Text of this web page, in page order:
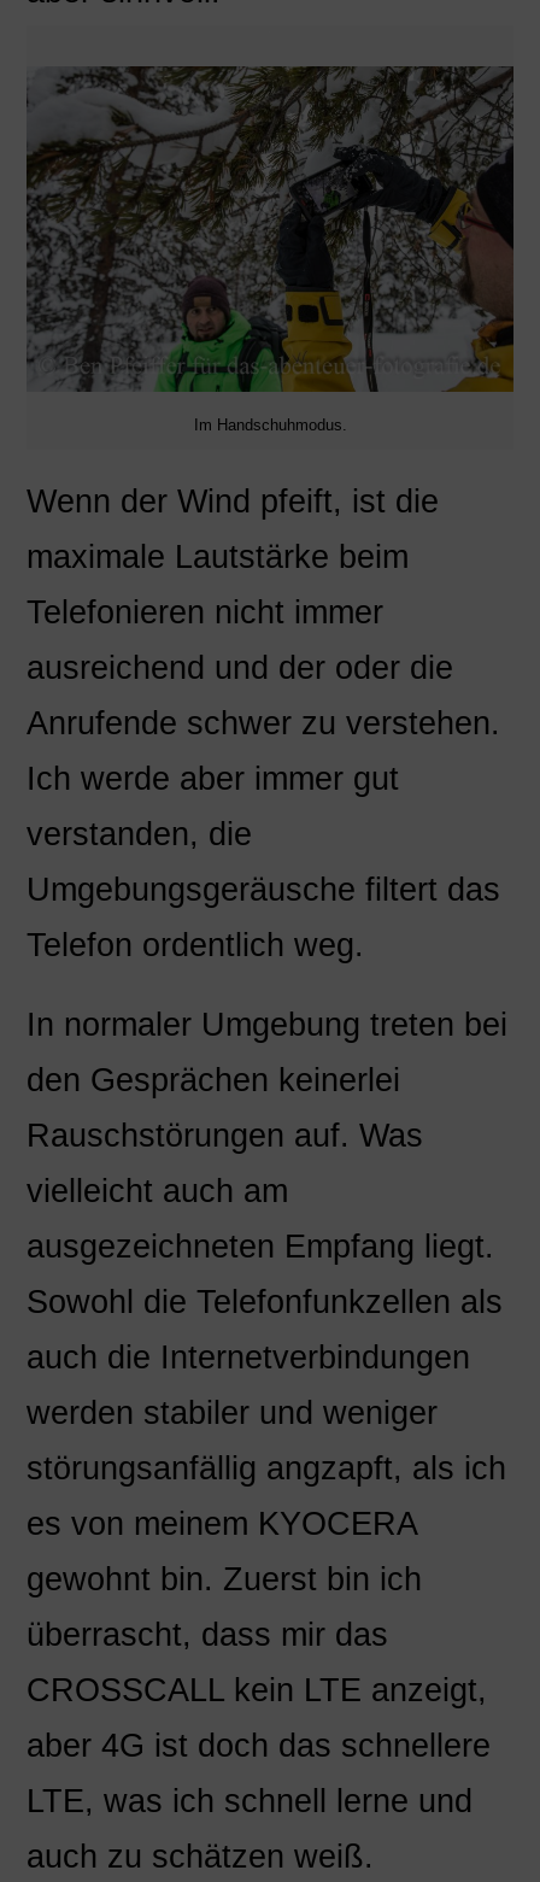
Im Handschuhmodus.
Wenn der Wind pfeift, ist die
maximale Lautstärke beim
Telefonieren nicht immer
ausreichend und der oder die
Anrufende schwer zu verstehen.
Ich werde aber immer gut
verstanden, die
Umgebungsgeräusche filtert das
Telefon ordentlich weg.
In normaler Umgebung treten bei
den Gesprächen keinerlei
Rauschstörungen auf. Was
vielleicht auch am
ausgezeichneten Empfang liegt.
Sowohl die Telefonfunkzellen als
auch die Internetverbindungen
werden stabiler und weniger
störungsanfällig angzapft, als ich
es von meinem KYOCERA
gewohnt bin. Zuerst bin ich
überrascht, dass mir das
CROSSCALL kein LTE anzeigt,
aber 4G ist doch das schnellere
LTE, was ich schnell lerne und
auch zu schätzen weiß.